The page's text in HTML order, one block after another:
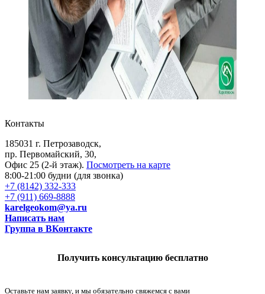
Контакты
185031 г. Петрозаводск,
пр. Первомайский, 30,
Офис 25 (2-й этаж). Посмотреть на карте
8:00-21:00 будни (для звонка)
+7 (8142) 332-333
+7 (911) 669-8888
karelgeokom@ya.ru
Написать нам
Группа в ВКонтакте
Получить консультацию бесплатно
Оставьте нам заявку, и мы обязательно свяжемся с вами